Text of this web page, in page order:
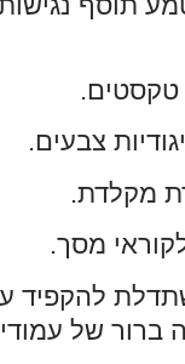
טקסטים.
צבעים.
מקלדת.
מסך.
להקפיד
של